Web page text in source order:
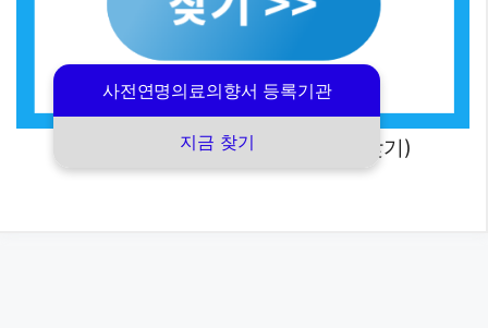
사전연명의료의향서 등록기관
지금 찾기
(사전연명의료의향서 등록기관 찾기)